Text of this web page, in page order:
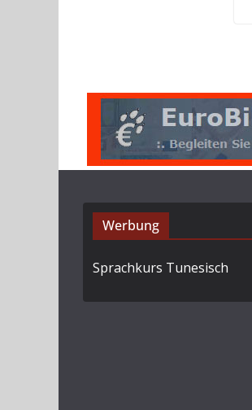
Werbung
Sprachkurs Tunesisch